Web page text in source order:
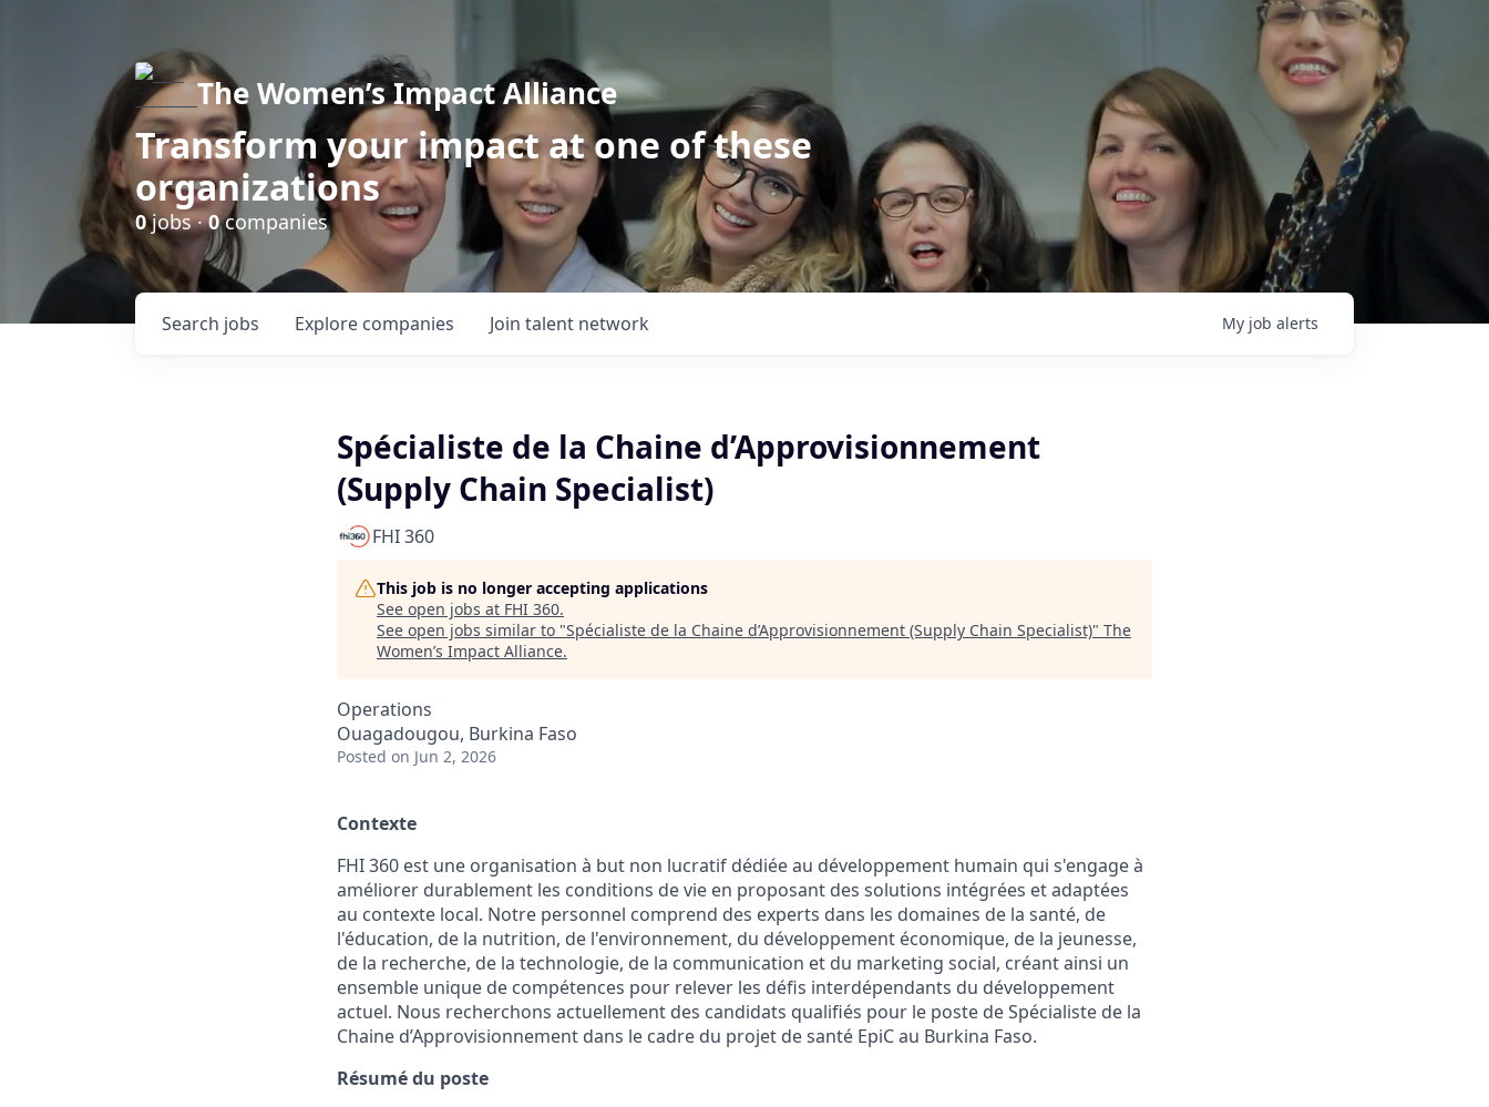
The Women’s Impact Alliance
Transform your impact at one of these
organizations
0jobs ·0companies
Search jobs Explore companies Join talent network My job alerts
Spécialiste de la Chaine d’Approvisionnement
(Supply Chain Specialist)
FHI 360
This job is no longer accepting applications
See open jobs at FHI 360.
See open jobs similar to "Spécialiste de la Chaine d’Approvisionnement (Supply Chain Specialist)" The
Women’s Impact Alliance.
Operations
Ouagadougou, Burkina Faso
Posted on Jun 2, 2026
Contexte
FHI 360 est une organisation à but non lucratif dédiée au développement humain qui s'engage à
améliorer durablement les conditions de vie en proposant des solutions intégrées et adaptées
au contexte local. Notre personnel comprend des experts dans les domaines de la santé, de
l'éducation, de la nutrition, de l'environnement, du développement économique, de la jeunesse,
de la recherche, de la technologie, de la communication et du marketing social, créant ainsi un
ensemble unique de compétences pour relever les défis interdépendants du développement
actuel. Nous recherchons actuellement des candidats qualifiés pour le poste de Spécialiste de la
Chaine d’Approvisionnement dans le cadre du projet de santé EpiC au Burkina Faso.
Résumé du poste